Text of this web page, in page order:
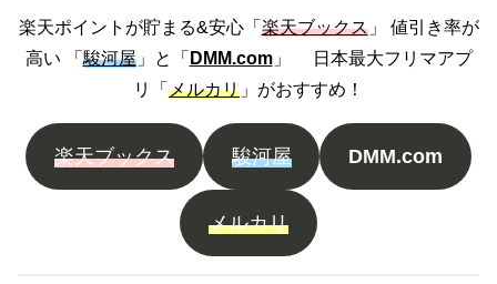
楽天ポイントが貯まる&安心「 楽天ブックス」 値引き率が
高い 「 駿河屋」と「 DMM.com」 日本最大フリマアプ
リ「 メルカリ 」がおすすめ！
楽天ブックス 駿河屋 DMM.com
メルカリ